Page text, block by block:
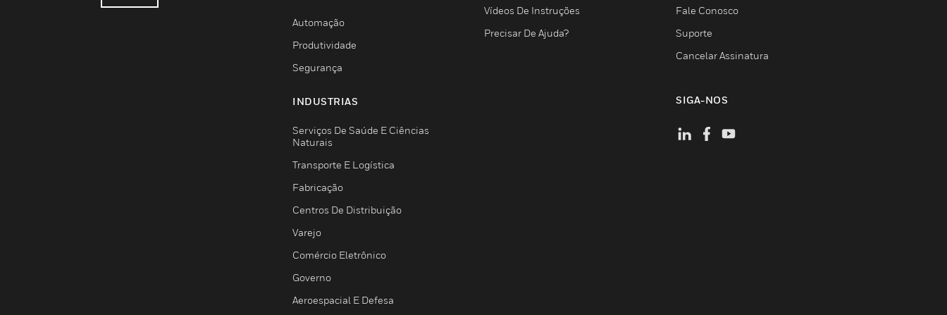
Automação
Produtividade
Segurança
INDUSTRIAS
Serviços De Saúde E Ciências
Naturais
Transporte E Logística
Fabricação
Centros De Distribuição
Varejo
Comércio Eletrônico
Governo
Aeroespacial E Defesa
Vídeos De Instruções
Precisar De Ajuda?
Fale Conosco
Suporte
Cancelar Assinatura
SIGA-NOS